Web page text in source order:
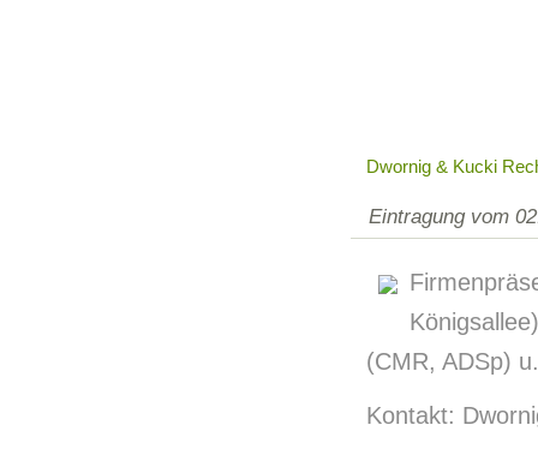
Dwornig & Kucki
Eintragung vom
(CMR, ADSp)
Kontakt: